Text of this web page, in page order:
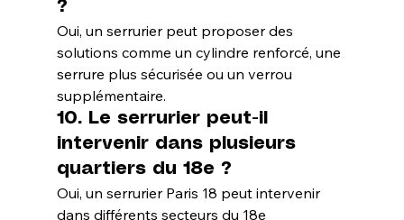
?
Oui, un serrurier peut proposer des
solutions comme un cylindre renforcé, une
serrure plus sécurisée ou un verrou
supplémentaire.
10. Le serrurier peut-il
intervenir dans plusieurs
quartiers du 18e ?
Oui, un serrurier Paris 18 peut intervenir
dans différents secteurs du 18e